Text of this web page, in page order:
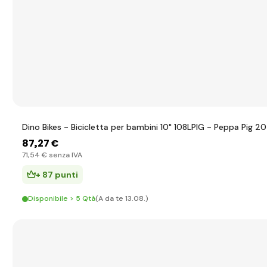
Dino Bikes - Bicicletta per bambini 10" 108LPIG - Peppa Pig
87,27 €
71,54 € senza IVA
+ 87 punti
Disponibile > 5 Qtà(A da te 13.08.)